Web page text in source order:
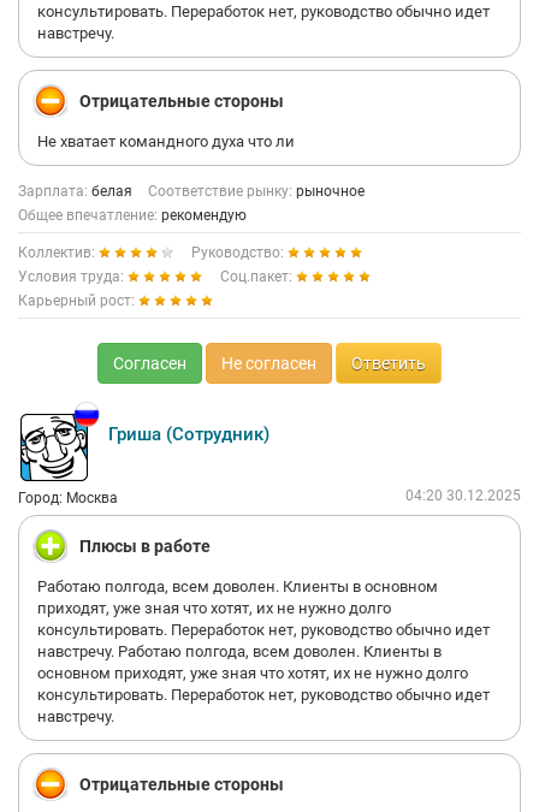
консультировать. Переработок нет, руководство обычно идет
навстречу.
Отрицательные стороны
Не хватает командного духа что ли
Зарплата: белая Соответствие рынку: рыночное
Общее впечатление: рекомендую
Коллектив:
Руководство:
Условия труда:
Соц.пакет:
Карьерный рост:
Согласен Не согласен Ответить
Гриша (Сотрудник)
Город: Москва 04:20 30.12.2025
Плюсы в работе
Работаю полгода, всем доволен. Клиенты в основном
приходят, уже зная что хотят, их не нужно долго
консультировать. Переработок нет, руководство обычно идет
навстречу. Работаю полгода, всем доволен. Клиенты в
основном приходят, уже зная что хотят, их не нужно долго
консультировать. Переработок нет, руководство обычно идет
навстречу.
Отрицательные стороны